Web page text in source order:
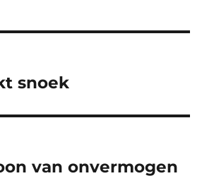
snoek
van onvermogen